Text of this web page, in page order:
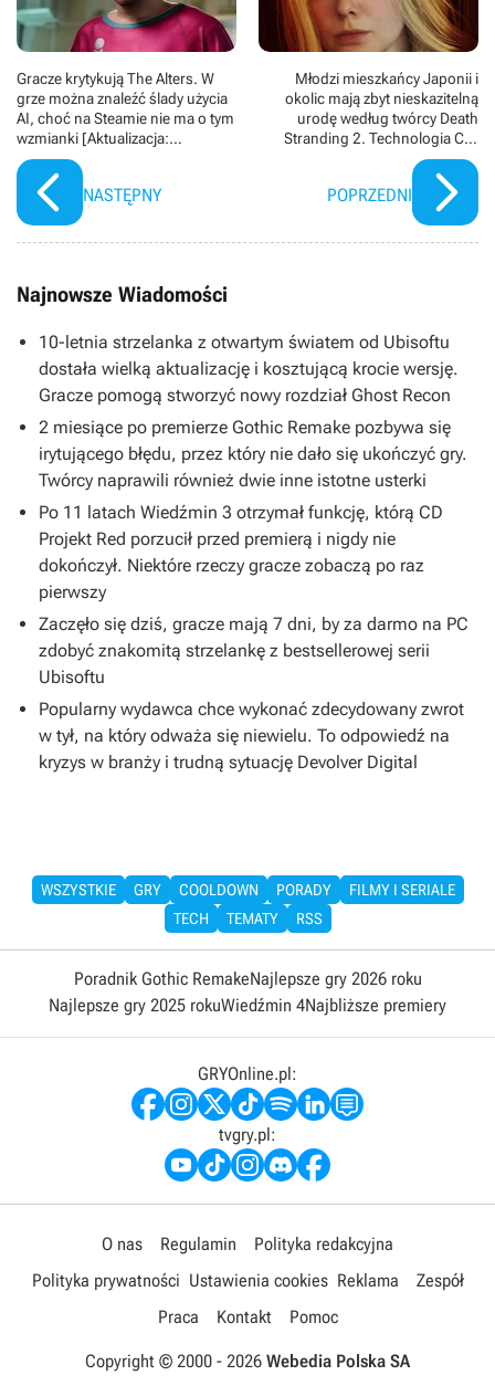
Gracze krytykują The Alters. W
grze można znaleźć ślady użycia
AI, choć na Steamie nie ma o tym
wzmianki [Aktualizacja:
odpowiedź 11 bit studios]
NASTĘPNY
Młodzi mieszkańcy Japonii i
okolic mają zbyt nieskazitelną
urodę według twórcy Death
Stranding 2. Technologia CGI
„nienawidzi” ich „pięknej, czystej
cery”
POPRZEDNI
Najnowsze Wiadomości
10-letnia strzelanka z otwartym światem od Ubisoftu
dostała wielką aktualizację i kosztującą krocie wersję.
Gracze pomogą stworzyć nowy rozdział Ghost Recon
2 miesiące po premierze Gothic Remake pozbywa się
irytującego błędu, przez który nie dało się ukończyć gry.
Twórcy naprawili również dwie inne istotne usterki
Po 11 latach Wiedźmin 3 otrzymał funkcję, którą CD
Projekt Red porzucił przed premierą i nigdy nie
dokończył. Niektóre rzeczy gracze zobaczą po raz
pierwszy
Zaczęło się dziś, gracze mają 7 dni, by za darmo na PC
zdobyć znakomitą strzelankę z bestsellerowej serii
Ubisoftu
Popularny wydawca chce wykonać zdecydowany zwrot
w tył, na który odważa się niewielu. To odpowiedź na
kryzys w branży i trudną sytuację Devolver Digital
WSZYSTKIE GRY COOLDOWN PORADY
FILMY I SERIALE
TECH
TEMATY RSS
Poradnik Gothic RemakeNajlepsze gry 2026 roku
Najlepsze gry 2025 rokuWiedźmin 4Najbliższe premiery
GRYOnline.pl:
tvgry.pl:
O nas Regulamin
Polityka redakcyjna
Polityka prywatności Ustawienia cookies Reklama
Zespół
Praca
Kontakt Pomoc
Copyright © 2000 - 2026 Webedia Polska SA